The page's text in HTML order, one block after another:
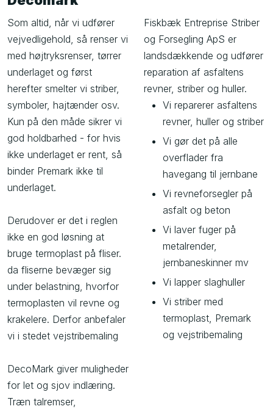
Som altid, når vi udfører
vejvedligehold, så renser vi
med højtryksrenser, tørrer
underlaget og først
herefter smelter vi striber,
symboler, hajtænder osv.
​Kun på den måde sikrer vi
god holdbarhed - for hvis
ikke underlaget er rent, så
binder Premark ikke til
underlaget.
Derudover er det i reglen
ikke en god løsning at
bruge termoplast på fliser.
da fliserne bevæger sig
under belastning, hvorfor
termoplasten vil revne og
krakelere. Derfor anbefaler
vi i stedet vejstribemaling
DecoMark giver muligheder
for let og sjov indlæring.
Træn talremser,
​Fiskbæk Entreprise Striber
og Forsegling ApS er
landsdækkende og udfører
reparation af asfaltens
revner, striber og huller.
Vi reparerer asfaltens
revner, huller og striber
Vi gør det på alle
overflader fra
havegang til jernbane
Vi revneforsegler på
asfalt og beton
Vi laver fuger på
metalrender,
jernbaneskinner mv
Vi lapper slaghuller
Vi striber med
termoplast, Premark
og vejstribemaling